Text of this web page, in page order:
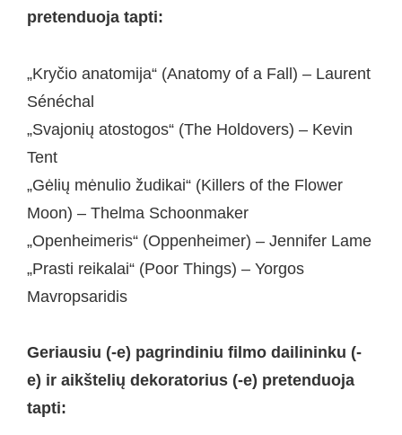
pretenduoja tapti:
„Kryčio anatomija“ (Anatomy of a Fall) – Laurent
Sénéchal
„Svajonių atostogos“ (The Holdovers) – Kevin
Tent
„Gėlių mėnulio žudikai“ (Killers of the Flower
Moon) – Thelma Schoonmaker
„Openheimeris“ (Oppenheimer) – Jennifer Lame
„Prasti reikalai“ (Poor Things) – Yorgos
Mavropsaridis
Geriausiu (-e) pagrindiniu filmo dailininku (-
e) ir aikštelių dekoratorius (-e) pretenduoja
tapti: